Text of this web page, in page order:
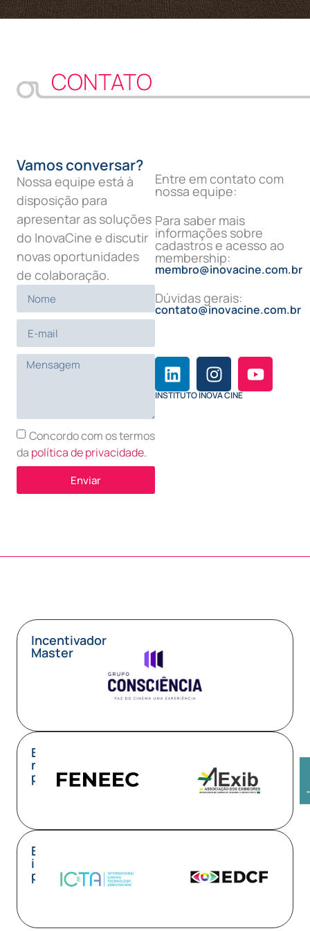
CONTATO
Vamos conversar?
Nossa equipe está à
disposição para
apresentar as soluções
do InovaCine e discutir
novas oportunidades
de colaboração.
Concordo com os termos
da política de privacidade.
Enviar
Entre em contato com
nossa equipe:
Para saber mais
informações sobre
cadastros e acesso ao
membership:
membro@inovacine.com.br
Dúvidas gerais:
contato@inovacine.com.br
INSTITUTO INOVA CINE
Incentivador
Master
Entidades
nacionais
parceiras
Entidades
internacionais
parceiras